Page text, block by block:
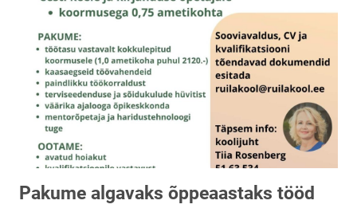
Pakume algavaks õppeaastaks tööd